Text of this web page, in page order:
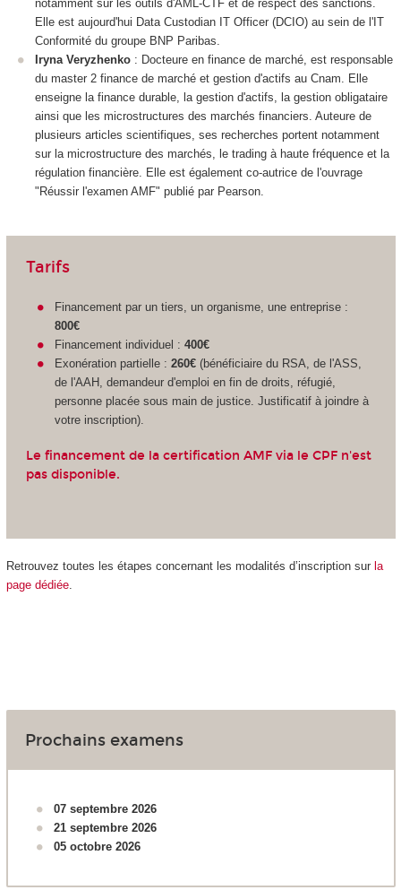
notamment sur les outils d'AML-CTF et de respect des sanctions.
Elle est aujourd'hui Data Custodian IT Officer (DCIO) au sein de l'IT
Conformité du groupe BNP Paribas.
Iryna Veryzhenko : Docteure en finance de marché, est responsable
du master 2 finance de marché et gestion d'actifs au Cnam. Elle
enseigne la finance durable, la gestion d'actifs, la gestion obligataire
ainsi que les microstructures des marchés financiers. Auteure de
plusieurs articles scientifiques, ses recherches portent notamment
sur la microstructure des marchés, le trading à haute fréquence et la
régulation financière. Elle est également co-autrice de l'ouvrage
"Réussir l'examen AMF" publié par Pearson.
Tarifs
Financement par un tiers, un organisme, une entreprise :
800€
Financement individuel :400€
Exonération partielle :260€(bénéficiaire du RSA, de l'ASS,
de l'AAH, demandeur d'emploi en fin de droits, réfugié,
personne placée sous main de justice. Justificatif à joindre à
votre inscription).
Le financement de la certification AMF via le CPF n'est
pas disponible.
Retrouvez toutes les étapes concernant les modalités d’inscription sur la
page dédiée.
Prochains examens
07 septembre 2026
21 septembre 2026
05 octobre 2026